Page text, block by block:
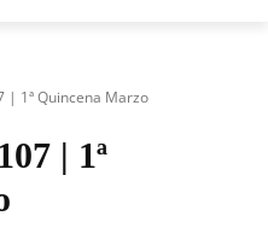
| 1ª Quincena Marzo
| 1ª